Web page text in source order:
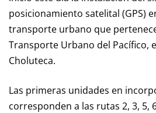
posicionamiento satelital (GPS)
transporte urbano que
Transporte Urbano del Pacífico,
Choluteca.
Las primeras unidades en
corresponden a las rutas 2, 3, 5,